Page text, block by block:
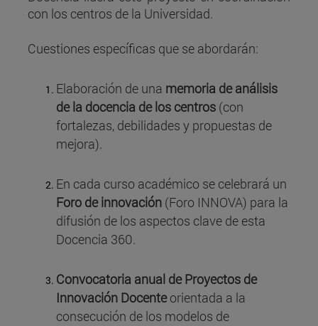
con los centros de la Universidad.
Cuestiones específicas que se abordarán:
Elaboración de una memoria de análisis
de la docencia de los centros (con
fortalezas, debilidades y propuestas de
mejora).
En cada curso académico se celebrará un
Foro de innovación (Foro INNOVA) para la
difusión de los aspectos clave de esta
Docencia 360.
Convocatoria anual de Proyectos de
Innovación Docenteorientada a la
consecución de los modelos de